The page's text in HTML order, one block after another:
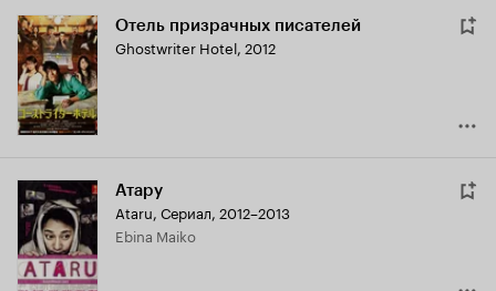
Отель призрачных писателей
Ghostwriter Hotel, 2012
Атару
Ataru, Сериал, 2012–2013
Ebina Maiko